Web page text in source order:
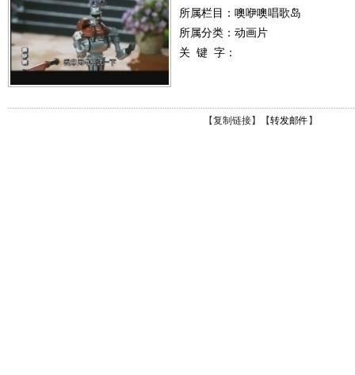
所属栏目： 噢咿噢唱歌岛
所属分类：动画片
关 键 字：
【复制链接】【转发邮件 】